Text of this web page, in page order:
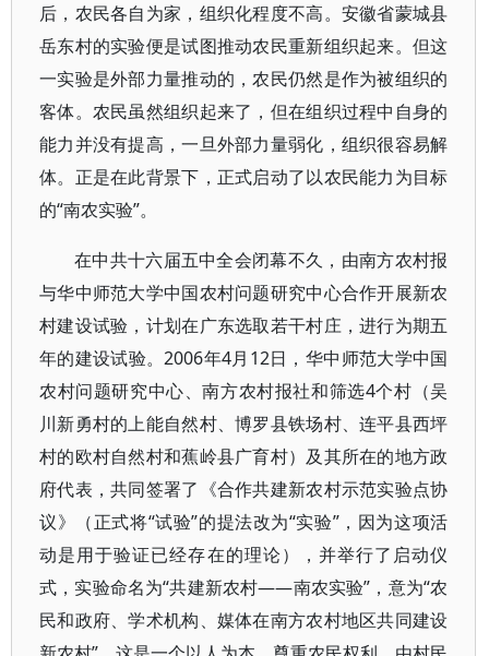
后，农民各自为家，组织化程度不高。安徽省蒙城县
岳东村的实验便是试图推动农民重新组织起来。但这
一实验是外部力量推动的，农民仍然是作为被组织的
客体。农民虽然组织起来了，但在组织过程中自身的
能力并没有提高，一旦外部力量弱化，组织很容易解
体。正是在此背景下，正式启动了以农民能力为目标
的“南农实验”。
在中共十六届五中全会闭幕不久，由南方农村报
与华中师范大学中国农村问题研究中心合作开展新农
村建设试验，计划在广东选取若干村庄，进行为期五
年的建设试验。2006年4月12日，华中师范大学中国
农村问题研究中心、南方农村报社和筛选4个村（吴
川新勇村的上能自然村、博罗县铁场村、连平县西坪
村的欧村自然村和蕉岭县广育村）及其所在的地方政
府代表，共同签署了《合作共建新农村示范实验点协
议》（正式将“试验”的提法改为“实验”，因为这项活
动是用于验证已经存在的理论），并举行了启动仪
式，实验命名为“共建新农村——南农实验”，意为“农
民和政府、学术机构、媒体在南方农村地区共同建设